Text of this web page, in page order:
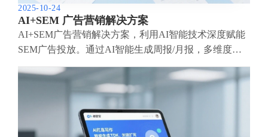
2025-10-24
AI+SEM 广告营销解决方案
AI+SEM广告营销解决方案，利用AI智能技术深度赋能
SEM广告投放。通过AI智能生成周报/月报，多维度呈
现账户数据，全面掌握广告投放成效与趋势。AI精准推
荐关键词与投放国家，智能生成高转化广告语，一键启
动高效投放方案，助力企业快速获客。同时，系统实时
监测核心指标，智能识别波动异常并及时预警，保障广
告效果稳定高回报。